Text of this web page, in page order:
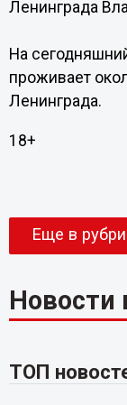
Ленинграда
На
проживает
Ленинграда.
18+
Еще в
Новости
ТОП